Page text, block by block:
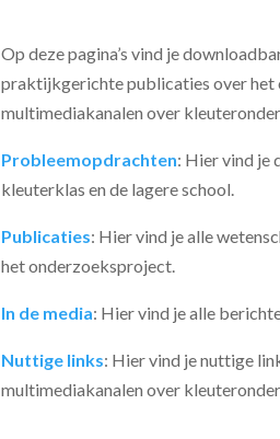
Op deze pagina’s vind je
praktijkgerichte publicaties over het
multimediakanalen over
Probleemopdrachten: Hier vind je
kleuterklas en de lagere school.
Publicaties: Hier vind je alle
het onderzoeksproject.
In de media: Hier vind je alle
Nuttige links: Hier vind je nuttige
multimediakanalen over